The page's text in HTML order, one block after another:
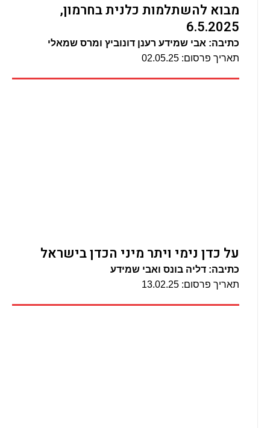
מבוא להשתלמות כלנית בחרמון,
6.5.2025
כתיבה: אבי שמידע רענן דונוביץ ומרס שמאלי
תאריך פרסום: 02.05.25
על כדן נימי ויתר מיני הכדן בישראל
כתיבה: דליה בונס ואבי שמידע
תאריך פרסום: 13.02.25